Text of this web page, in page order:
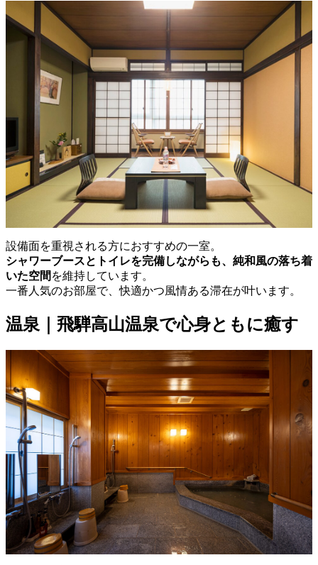
設備面を重視される方におすすめの一室。
シャワーブースとトイレを完備しながらも、純和風の落ち着
いた空間 を維持しています。
一番人気のお部屋で、快適かつ風情ある滞在が叶います。
温泉｜飛騨高山温泉で心身ともに癒す